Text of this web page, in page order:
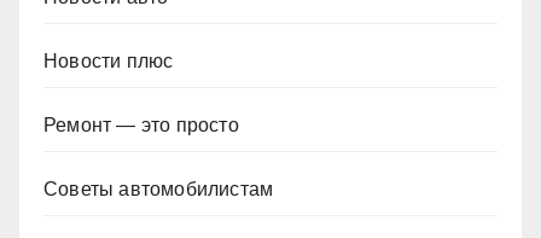
Новости плюс
Ремонт — это просто
Советы автомобилистам